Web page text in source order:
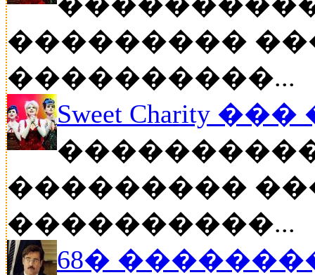
���������
����������...
Sweet Charity
���������
����������...
68�